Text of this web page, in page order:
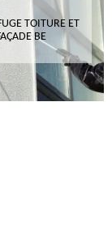
TOITURE ET
BE